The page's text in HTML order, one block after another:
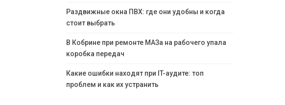
Раздвижные окна ПВХ: где они удобны и когда
стоит выбрать
В Кобрине при ремонте МАЗа на рабочего упала
коробка передач
Какие ошибки находят при IT-аудите: топ
проблем и как их устранить